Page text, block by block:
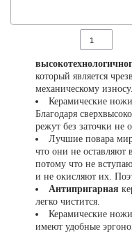
который является
механическому износу.
Керамические
Благодаря
режут без заточки не
Лучшие повара
что они не оставляют
потому что не
и не окисляют их.
Антипригарная
легко чистится.
Керамические
имеют удобные